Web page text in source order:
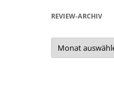
REVIEW-ARCHIV
Review-
Archiv